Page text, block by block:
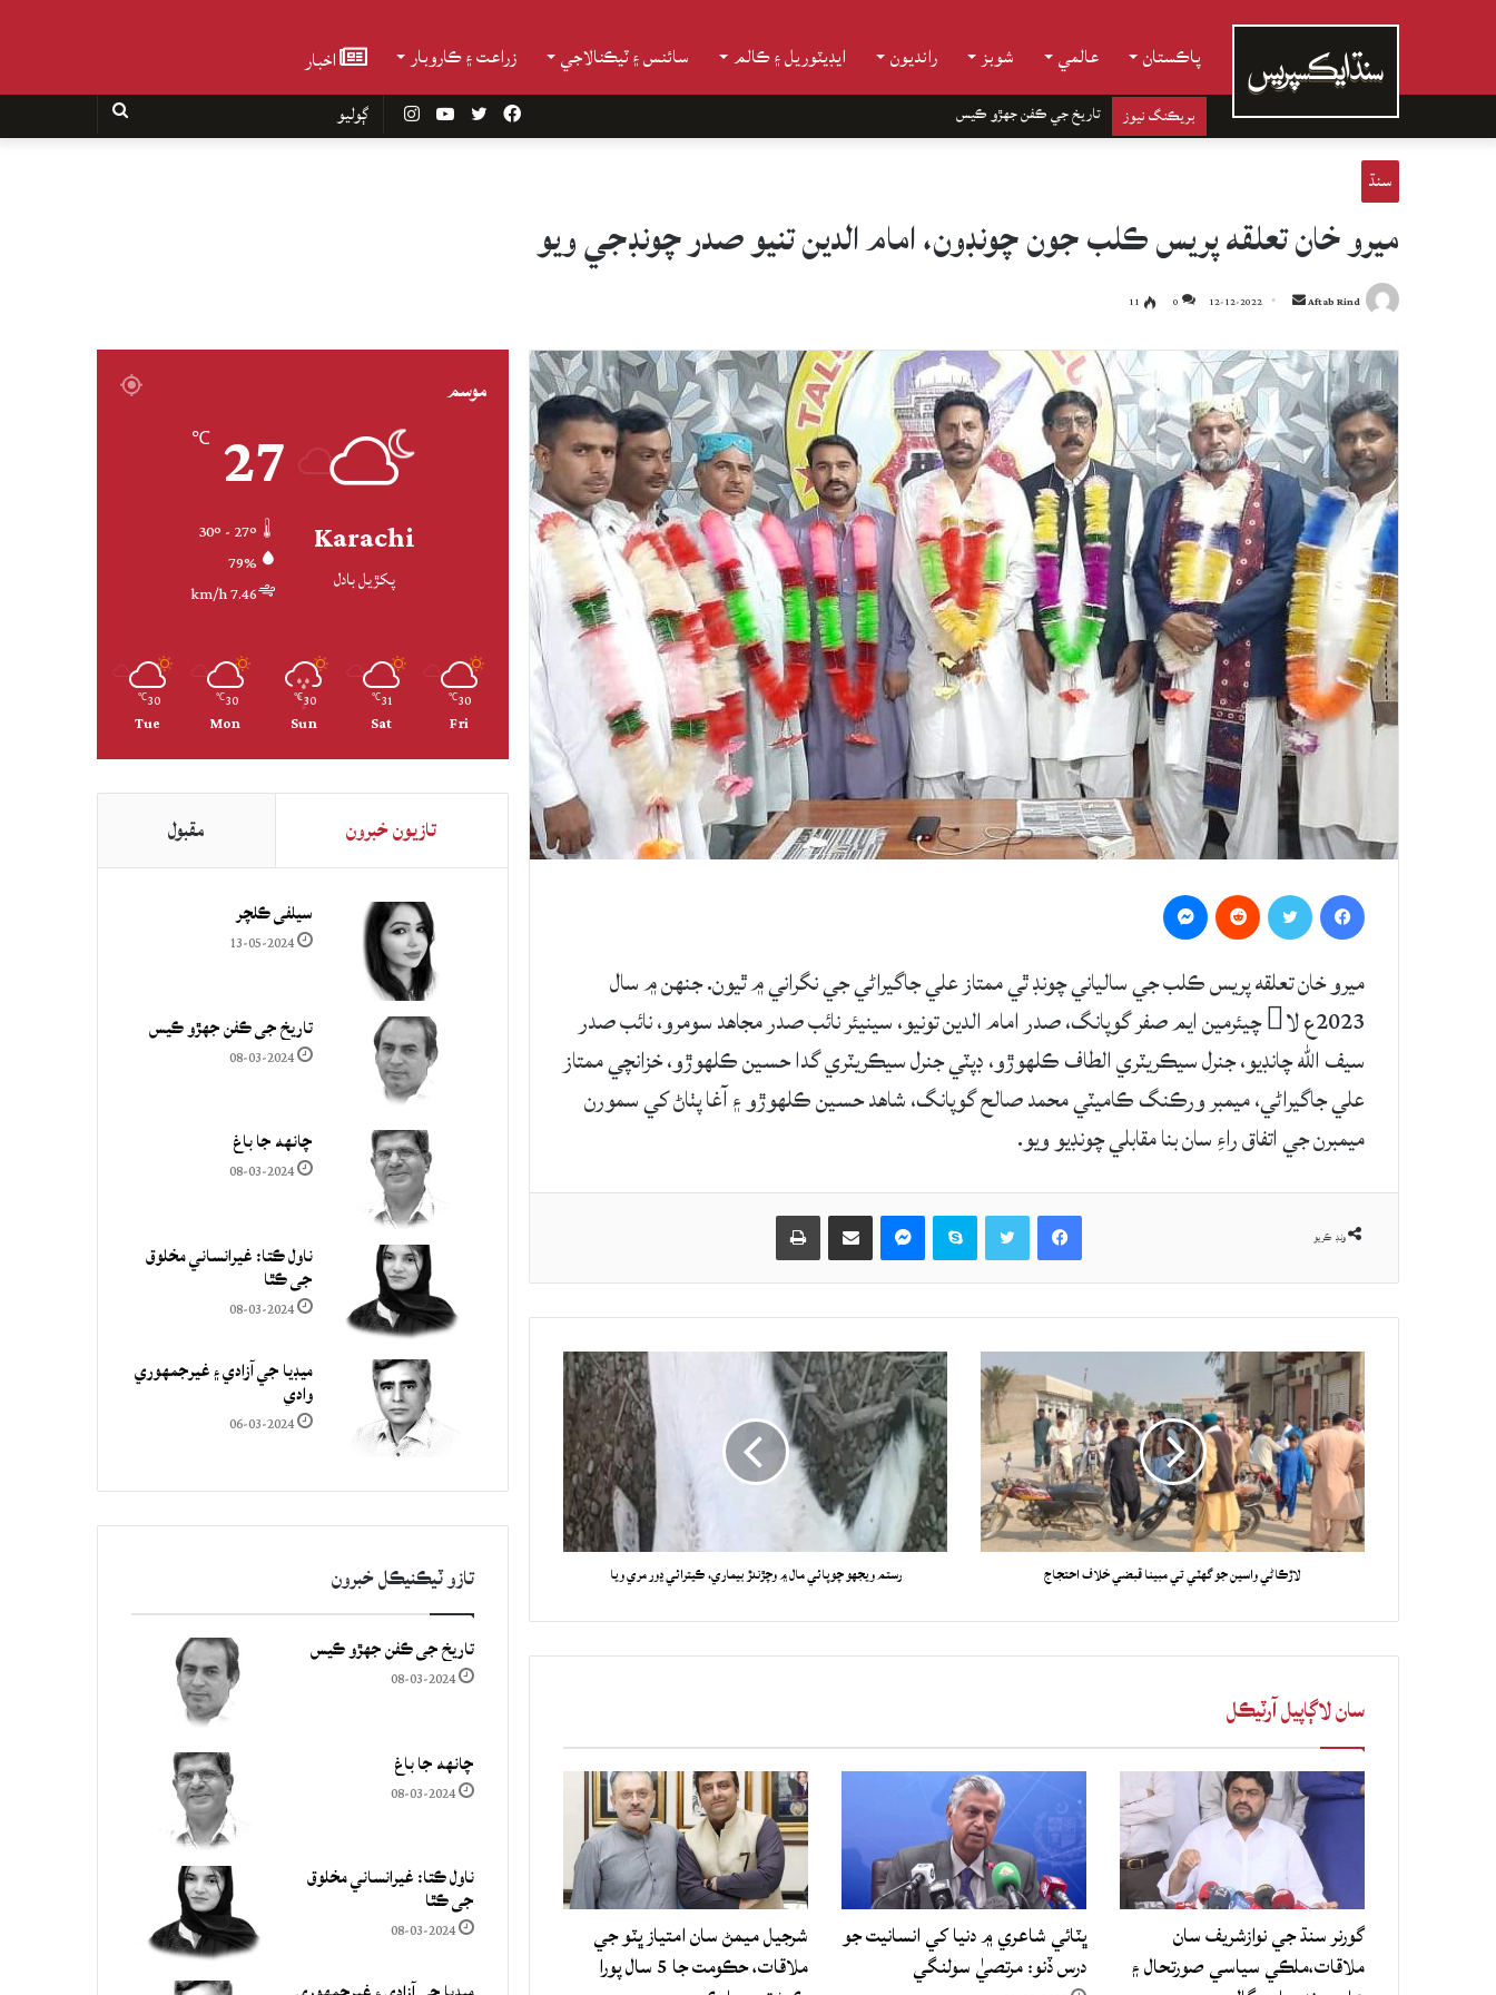
پاڪستان عالمي شوبز رانديون ايڊيٽوريل ۽ ڪالم سائنس ۽ ٽيڪنالاجي زراعت ۽ ڪاروبار اخبار
بريڪنگ نيوز تاريخ جي ڪفن جھڙو ڪيس InstagramYouTube Twitter
Facebook
سنڌ
ميرو خان تعلقه پريس ڪلب جون چونڊون، امام الدين تنيو صدر چونڊجي ويو
Aftab Rind
Send
email
12-12-2022
0
11
ميرو خان تعلقه پريس ڪلب جي سالياني چونڊ ٿي ممتاز علي جاگيراڻي جي نگراني ۾ ٿيون. جنهن ۾ سال
2023ع لا چيئرمين ايم صفر گوپانگ، صدر امام الدين تونيو، سينيئر نائب صدر مجاهد سومرو، نائب صدر
سيف الله چانڊيو، جنرل سيڪريٽري الطاف ڪلهوڙو، ڊپٽي جنرل سيڪريٽري گدا حسين ڪلهوڙو، خزانچي ممتاز
علي جاگيراڻي، ميمبر ورڪنگ ڪاميٽي محمد صالح گوپانگ، شاهد حسين ڪلهوڙو ۽ آغا پٺاڻ کي سمورن
ميمبرن جي اتفاق راءِ سان بنا مقابلي چونڊيو ويو.
ونڊ ڪريو
Facebook
Skype حصيداري ڪريو اي ميل ذريعي
لاڙڪاڻي واسين جو گهٽي تي مبينا قبضي خلاف احتجاج رستم ويجهو چوپائي مال ۾ وچڙندڙ بيماري، ڪيترائي ڍور مري ويا
سان لاڳاپيل آرٽيڪل
گورنر سنڌ جي نوازشريف سان
ملاقات،ملڪي سياسي صورتحال ۽
ڀٽائي شاعري ۾ دنيا کي انسانيت جو
درس ڏنو: مرتصيٰ سولنگي
شرجيل ميمڻ سان امتياز ڀٽو جي
ملاقات، حڪومت جا 5 سال پورا
موسم
Karachi
پکڙيل بادل
27
℃
79%
7.46 km/h
30
℃
Fri
31
℃
Sat
30
℃
Sun
30
℃
Mon
30
℃
Tue
تازيون خبرون مقبول
سيلفي ڪلچر
13-05-2024
تاريخ جي ڪفن جھڙو ڪيس
08-03-2024
چانهه جا باغ
08-03-2024
ناول ڪتا: غيرانساني مخلوق
جي ڪٿا
08-03-2024
ميڊيا جي آزادي ۽ غيرجمھوري
وادي
06-03-2024
تازو ٽيڪنيڪل خبرون
تاريخ جي ڪفن جھڙو ڪيس
08-03-2024
چانهه جا باغ
08-03-2024
ناول ڪتا: غيرانساني مخلوق
جي ڪٿا
08-03-2024